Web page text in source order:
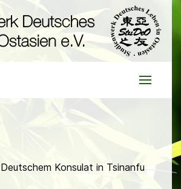
Konsulat in Tsinanfu